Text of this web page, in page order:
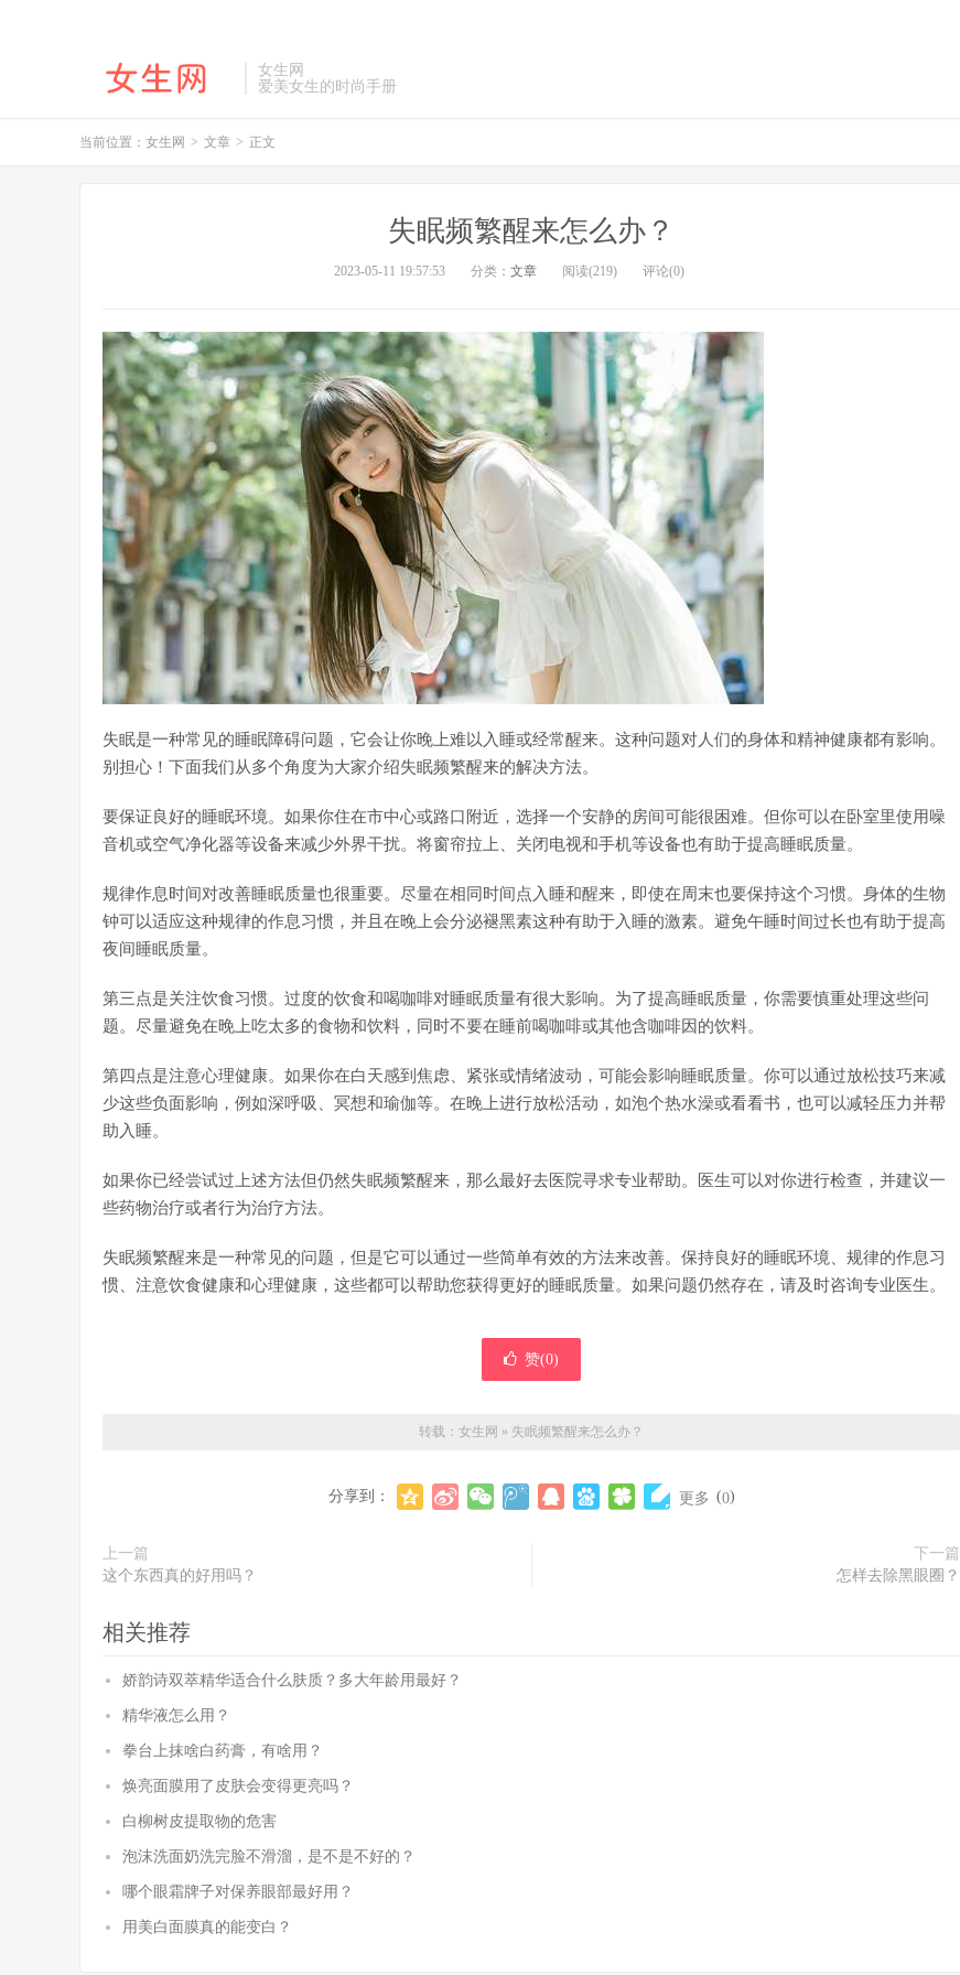
女生网
爱美女生的时尚手册
当前位置： 女生网 > 文章 > 正文
失眠频繁醒来怎么办？
2023-05-11 19:57:53 分类： 文章 阅读(219) 评论(0)
失眠是一种常见的睡眠障碍问题，它会让你晚上难以入睡或经常醒来。这种问题对人们的身体和精神健康都有影响。
别担心！下面我们从多个角度为大家介绍失眠频繁醒来的解决方法。
要保证良好的睡眠环境。如果你住在市中心或路口附近，选择一个安静的房间可能很困难。但你可以在卧室里使用噪
音机或空气净化器等设备来减少外界干扰。将窗帘拉上、关闭电视和手机等设备也有助于提高睡眠质量。
规律作息时间对改善睡眠质量也很重要。尽量在相同时间点入睡和醒来，即使在周末也要保持这个习惯。身体的生物
钟可以适应这种规律的作息习惯，并且在晚上会分泌褪黑素这种有助于入睡的激素。避免午睡时间过长也有助于提高
夜间睡眠质量。
第三点是关注饮食习惯。过度的饮食和喝咖啡对睡眠质量有很大影响。为了提高睡眠质量，你需要慎重处理这些问
题。尽量避免在晚上吃太多的食物和饮料，同时不要在睡前喝咖啡或其他含咖啡因的饮料。
第四点是注意心理健康。如果你在白天感到焦虑、紧张或情绪波动，可能会影响睡眠质量。你可以通过放松技巧来减
少这些负面影响，例如深呼吸、冥想和瑜伽等。在晚上进行放松活动，如泡个热水澡或看看书，也可以减轻压力并帮
助入睡。
如果你已经尝试过上述方法但仍然失眠频繁醒来，那么最好去医院寻求专业帮助。医生可以对你进行检查，并建议一
些药物治疗或者行为治疗方法。
失眠频繁醒来是一种常见的问题，但是它可以通过一些简单有效的方法来改善。保持良好的睡眠环境、规律的作息习
惯、注意饮食健康和心理健康，这些都可以帮助您获得更好的睡眠质量。如果问题仍然存在，请及时咨询专业医生。
赞(0)
转载： 女生网 » 失眠频繁醒来怎么办？
分享到： 更多 (0)
上一篇
这个东西真的好用吗？
下一篇
怎样去除黑眼圈？
相关推荐
娇韵诗双萃精华适合什么肤质？多大年龄用最好？
精华液怎么用？
拳台上抹啥白药膏，有啥用？
焕亮面膜用了皮肤会变得更亮吗？
白柳树皮提取物的危害
泡沫洗面奶洗完脸不滑溜，是不是不好的？
哪个眼霜牌子对保养眼部最好用？
用美白面膜真的能变白？